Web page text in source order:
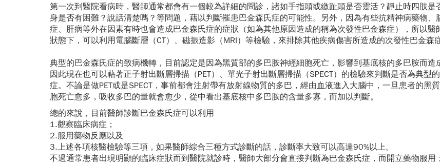
第一次到醫院看病時，醫師通常都會有一個較為詳細的問診，諸如手指頭或繳趾頭是否靈活？靜止時四肢是
身是否有困難？說話清楚嗎？等問題，藉以判斷罹患巴金森氏症的可能性。另外，因為有些抗精神病藥物、
症、肝病等外在因素有時也會造成巴金森氏症的症狀（如為其他原因造成的稱為次發性巴金森症），所以醫
狀態下，可以利用電腦斷層（CT）、磁振造影（MRI）等檢驗，來排除其他疾病傷害所造成的次發性巴金森症
典型的巴金森氏症的致病機轉，目前認定是因為黑質部的多巴胺神經細胞死亡，影響到基底核的多巴胺而造
因此現在也可以藉著正子射出斷層掃描（PET）、單光子射出斷層掃描（SPECT）的檢驗來判斷是否為典型
症。不論是做PET或是SPECT，事前都會注射帶有放射線物質的多巴，經由血液進入大腦中，一旦患者的黑
胞死亡愈多，吸收多巴的量就會愈少，從中看出基底核中多巴胺的含量多寡，而加以判斷。
總的來說，目前醫師診斷巴金森氏症可以利用
1.觀察臨床病症；
2.服用藥物反應以及
3.上述各項核醫檢驗等三項，如果醫師綜合三種方式診斷的話，診斷率大致可以高達90%以上。
不過通常患者出現明顯的臨床症狀而到醫院就診時，醫師大部分會直接判斷為巴金森氏症，而開立藥物服用